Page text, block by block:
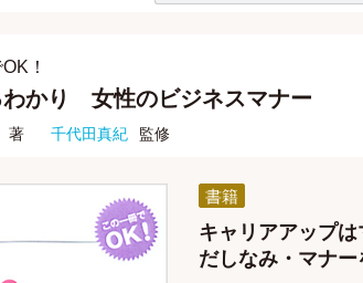
！
わかり 女性のビジネスマナー
著 千代田真紀 監修
書籍
キャリアアップ
だしなみ・マナー